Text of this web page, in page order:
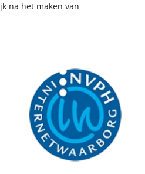
na het maken van